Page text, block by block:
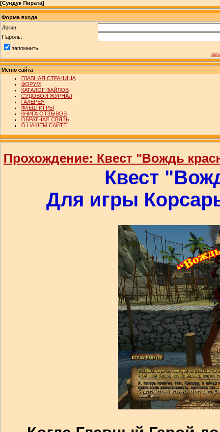
[Сундук Пирата]
Форма входа
Логин:
Пароль:
запомнить
Меню сайта
ГЛАВНАЯ СТРАНИЦА
ФОРУМ
КАТАЛОГ ФАЙЛОВ
СУДОВОЙ ЖУРНАЛ
ГАЛЕРЕЯ
ФЛЕШ-ИГРЫ
КНИГА ОТЗЫВОВ
ОБРАТНАЯ СВЯЗЬ
О НАШЕМ САЙТЕ
Прохождение: Квест "Вождь
Квест
Для игры